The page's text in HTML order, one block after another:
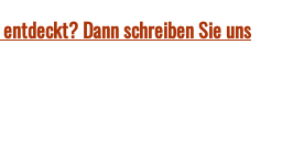
Dann schreiben Sie uns